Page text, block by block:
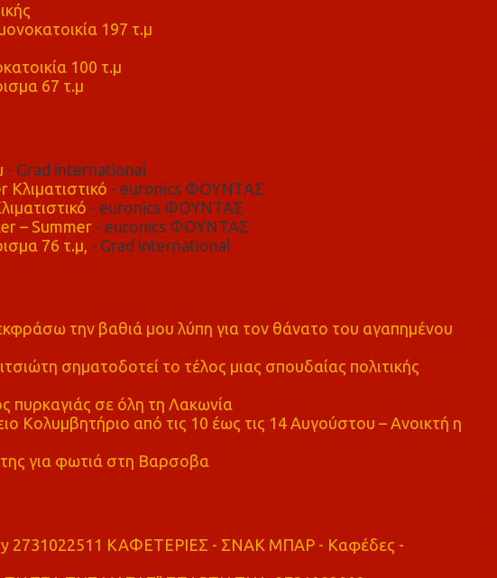
197 τ.μ
100 τ.μ
67 τ.μ
- Grad international
- euronics ΦΟΥΝΤΑΣ
- euronics ΦΟΥΝΤΑΣ
– Summer- euronics ΦΟΥΝΤΑΣ
76 τ.μ, - Grad international
την βαθιά μου λύπη για τον θάνατο του αγαπημένου
σηματοδοτεί το τέλος μιας σπουδαίας πολιτικής
πυρκαγιάς σε όλη τη Λακωνία
Κολυμβητήριο από τις 10 έως τις 14 Αυγούστου – Ανοικτή η
για φωτιά στη Βαρσοβα
2731022511 ΚΑΦΕΤΕΡΙΕΣ - ΣΝΑΚ ΜΠΑΡ - Καφέδες -